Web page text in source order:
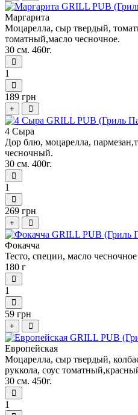
Маргарита
Моцарелла, сыр твердый,
томатный,масло чесночное.
30 см. 460г.
1
189 грн
+
4 Сыра
Дор блю, моцарелла,
чесночный.
30 см. 400г.
1
269 грн
+
Фокачча
Тесто, специи, масло чесночное
180 г
1
59 грн
+
Европейская
Моцарелла, сыр твердый,
руккола, соус
30 см. 450г.
1